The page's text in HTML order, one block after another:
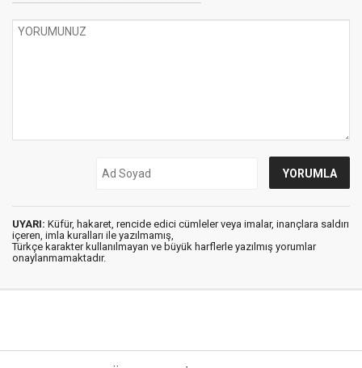
UYARI: Küfür, hakaret, rencide edici cümleler veya imalar, inançlara saldırı
içeren, imla kuralları ile yazılmamış,
Türkçe karakter kullanılmayan ve büyük harflerle yazılmış yorumlar
onaylanmamaktadır.